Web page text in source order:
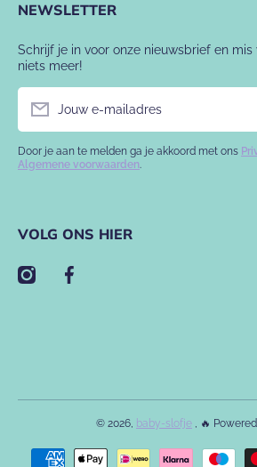
NEWSLETTER
Schrijf je in voor onze nieuwsbrief en
niets meer!
Jouw e-mailadres
Door je aan te melden ga je akkoord met ons
Algemene voorwaarden.
VOLG ONS HIER
instagramcom/babyslofje/
facebookcom/babyslofje
© 2026, baby-slofje , 🔥